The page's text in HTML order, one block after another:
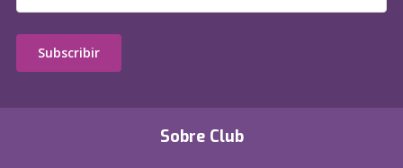
Sobre Club
Subscribir